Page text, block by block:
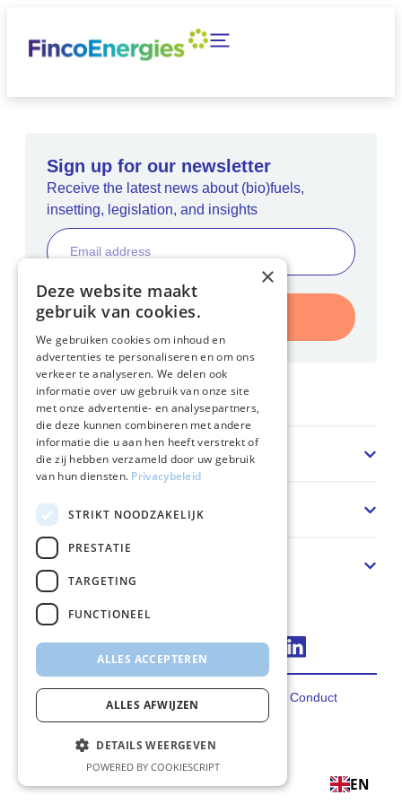
Home
Sector
Solution
About us
Sign up for our newsletter
Receive the latest news about (bio)fuels,
insetting, legislation, and insights
Register
2026 FincoEnergies
Code of Conduct
×
Deze website maakt
gebruik van cookies.
We gebruiken cookies om inhoud en
advertenties te personaliseren en om ons
verkeer te analyseren. We delen ook
informatie over uw gebruik van onze site
met onze advertentie- en analysepartners,
die deze kunnen combineren met andere
informatie die u aan hen heeft verstrekt of
die zij hebben verzameld door uw gebruik
van hun diensten. Privacybeleid
STRIKT NOODZAKELIJK
PRESTATIE
TARGETING
FUNCTIONEEL
ALLES ACCEPTEREN
ALLES AFWIJZEN
DETAILS WEERGEVEN
POWERED BY COOKIESCRIPT
EN